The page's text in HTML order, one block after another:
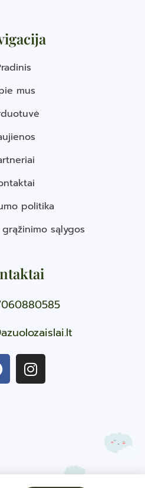
mus
politika
sąlygos